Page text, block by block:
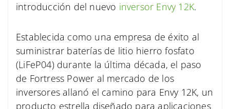
introducción del nuevo inversor Envy 12K.
Establecida como una empresa de éxito al
suministrar baterías de litio hierro fosfato
(LiFeP04) durante la última década, el paso
de Fortress Power al mercado de los
inversores allanó el camino para Envy 12K, un
producto estrella diseñado para aplicaciones